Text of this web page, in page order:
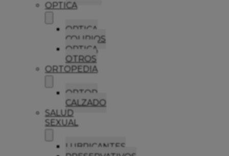
OPTICA
OPTICA
COLIRIOS
OPTICA
OTROS
ORTOPEDIA
ORTOP
CALZADO
SALUD
SEXUAL
LUBRICANTES